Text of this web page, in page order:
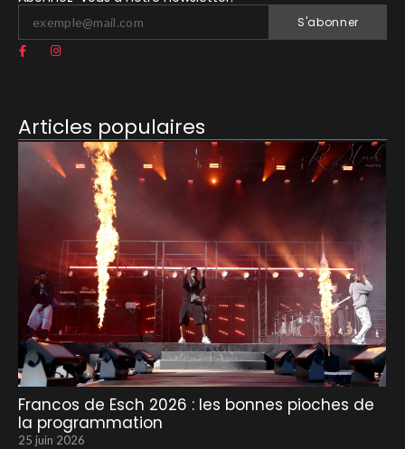
S'abonner
Articles populaires
Francos de Esch 2026 : les bonnes pioches de
la programmation
25 juin 2026